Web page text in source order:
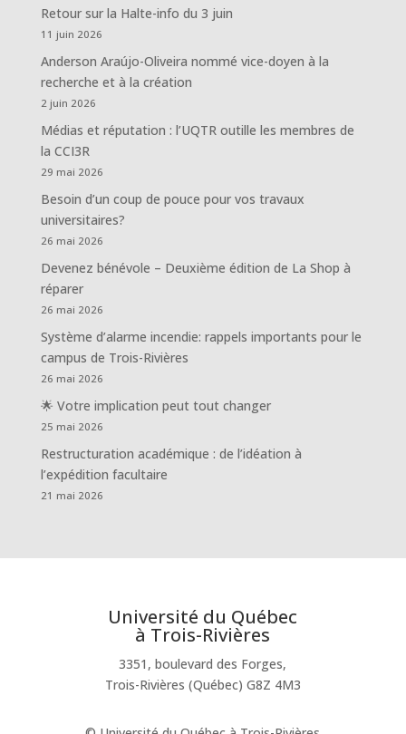
Retour sur la Halte-info du 3 juin
11 juin 2026
Anderson Araújo-Oliveira nommé vice-doyen à la
recherche et à la création
2 juin 2026
Médias et réputation : l’UQTR outille les membres de
la CCI3R
29 mai 2026
Besoin d’un coup de pouce pour vos travaux
universitaires?
26 mai 2026
Devenez bénévole – Deuxième édition de La Shop à
réparer
26 mai 2026
Système d’alarme incendie: rappels importants pour le
campus de Trois-Rivières
26 mai 2026
🌟 Votre implication peut tout changer
25 mai 2026
Restructuration académique : de l’idéation à
l’expédition facultaire
21 mai 2026
Université du Québec
à Trois-Rivières
3351, boulevard des Forges,
Trois-Rivières (Québec) G8Z 4M3